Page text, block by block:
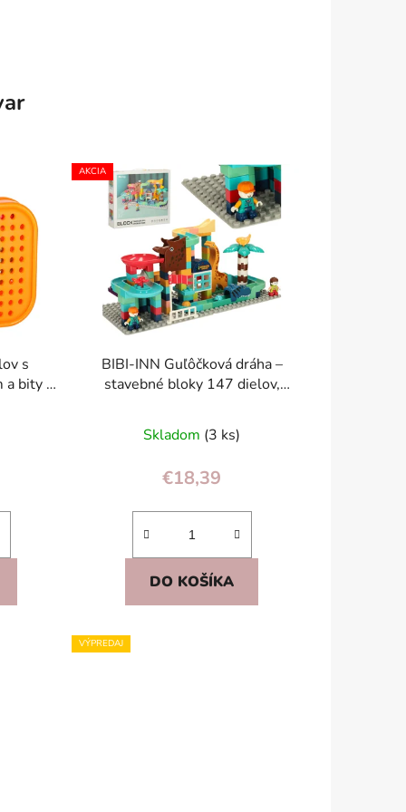
s
a bity –
AKCIA
BIBI-INN Guľôčková dráha –
stavebné bloky 147 dielov,
Skladom (3 ks)
€18,39
DO KOŠÍKA
VÝPREDAJ